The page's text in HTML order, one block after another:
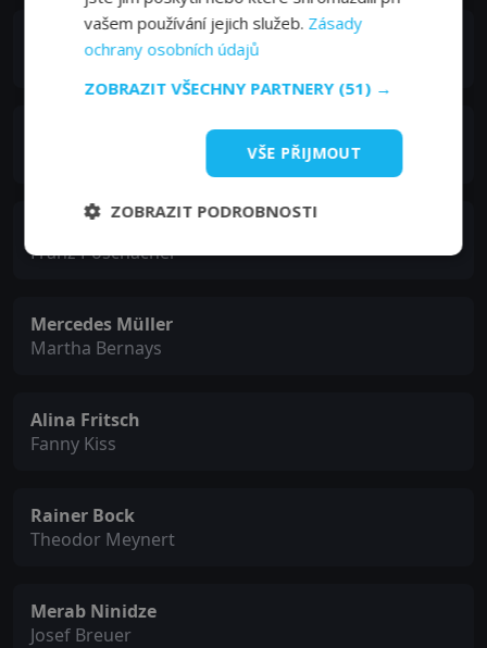
Anja Kling
Gräfin Sophia
Franz Poschacher
Mercedes Müller
Martha Bernays
Alina Fritsch
Fanny Kiss
Rainer Bock
Theodor Meynert
Merab Ninidze
Josef Breuer
vašem používání jejich služeb. Zásady
ochrany osobních údajů
ZOBRAZIT VŠECHNY PARTNERY (51) →
VŠE PŘIJMOUT
ZOBRAZIT PODROBNOSTI